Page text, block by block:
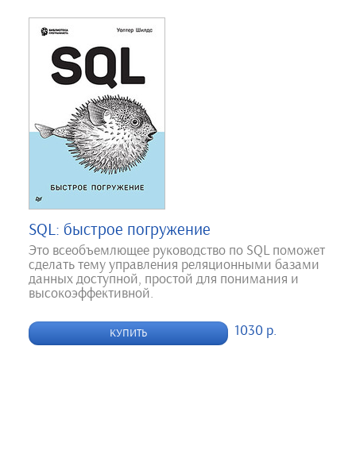
SQL: быстрое погружение
Это всеобъемлющее руководство по SQL поможет
сделать тему управления реляционными базами
данных доступной, простой для понимания и
высокоэффективной.
КУПИТЬ 1030 р.